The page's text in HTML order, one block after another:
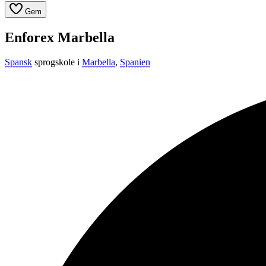
Gem
Enforex Marbella
Spansk sprogskole i Marbella, Spanien